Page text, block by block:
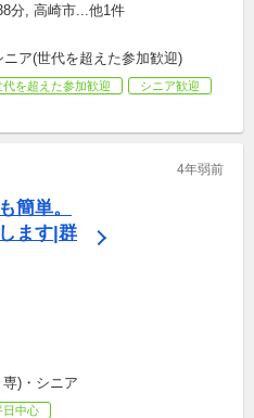
分, 高崎市...他1件
ア(世代を超えた参加歓迎)
代を超えた参加歓迎
シニア歓迎
4年弱前
簡単。
ます|群
)・シニア
日中心